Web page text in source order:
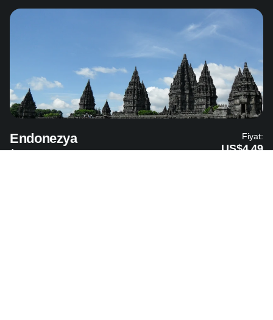
Endonezya
Asya
Fiyat:
US$4.49